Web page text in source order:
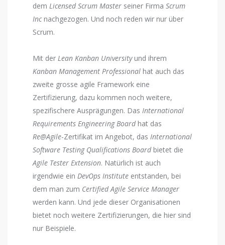
dem Licensed Scrum Master seiner Firma Scrum
Incnachgezogen. Und noch reden wir nur über
Scrum.
Mit der Lean Kanban Universityund ihrem
Kanban Management Professional hat auch das
zweite grosse agile Framework eine
Zertifizierung, dazu kommen noch weitere,
spezifischere Ausprägungen. Das International
Requirements Engineering Boardhat das
Re@Agile-Zertifikat im Angebot, das International
Software Testing Qualifications Boardbietet die
Agile Tester Extension. Natürlich ist auch
irgendwie ein DevOps Institute entstanden, bei
dem man zum Certified Agile Service Manager
werden kann. Und jede dieser Organisationen
bietet noch weitere Zertifizierungen, die hier sind
nur Beispiele.